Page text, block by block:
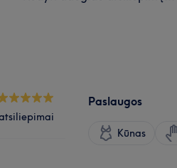
Paslaugos
Kūnas